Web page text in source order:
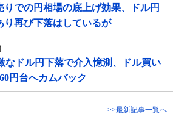
での円相場の底上げ効果、ドル円
り再び下落はしているが
なドル円下落で介入憶測、ドル買い
円台へカムバック
>>最新記事一覧へ